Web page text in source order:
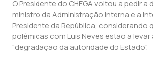
O Presidente do CHEGA voltou a pedir a
ministro da Administração Interna e a
Presidente da República, considerando
polémicas com Luís Neves estão a levar
"degradação da autoridade do Estado".